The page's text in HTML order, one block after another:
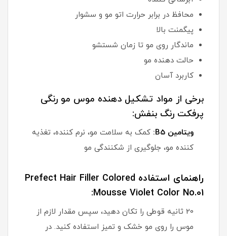
محافظ در برابر حرارت اتو مو و سشوار
پیگمنت بالا
ماندگار روی مو تا زمان شستشو
حالت دهنده مو
کاربرد آسان
برخی از مواد تشکیل دهنده موس مو رنگی
پرفکت رنگ بنفش:
ویتامین B5:
کمک به سلامت مو، نرم کننده، تغذیه
کننده مو، جلوگیری از شکنندگی مو
راهنمای استفاده Prefect Hair Filler Colored
Mousse Violet Color No.01:
20 ثانیه قوطی را تکان دهید، سپس مقدار لازم از
موس را روی مو خشک و تمیز استفاده کنید. در